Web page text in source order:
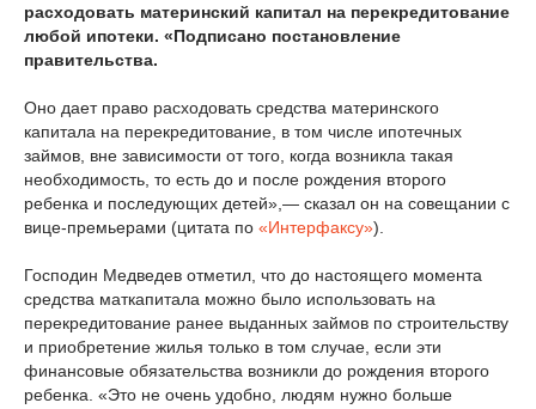
расходовать материнский капитал на перекредитование
любой ипотеки. «Подписано постановление
правительства.
Оно дает право расходовать средства материнского
капитала на перекредитование, в том числе ипотечных
займов, вне зависимости от того, когда возникла такая
необходимость, то есть до и после рождения второго
ребенка и последующих детей»,— сказал он на совещании с
вице-премьерами (цитата по «Интерфаксу»).
Господин Медведев отметил, что до настоящего момента
средства маткапитала можно было использовать на
перекредитование ранее выданных займов по строительству
и приобретение жилья только в том случае, если эти
финансовые обязательства возникли до рождения второго
ребенка. «Это не очень удобно, людям нужно больше